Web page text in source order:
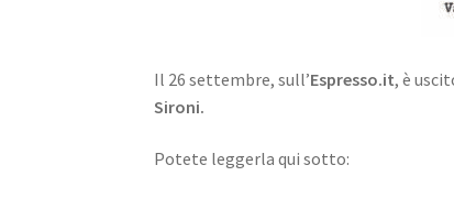
Il 26 settembre, sull’Espresso.it, è
Sironi.
Potete leggerla qui sotto: